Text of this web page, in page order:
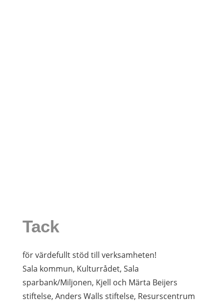
Tack
för värdefullt stöd till verksamheten!
Sala kommun, Kulturrådet, Sala
sparbank/Miljonen, Kjell och Märta Beijers
stiftelse, Anders Walls stiftelse, Resurscentrum